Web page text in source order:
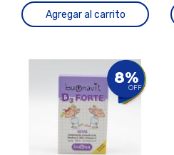
Agregar al carrito
8%
OFF